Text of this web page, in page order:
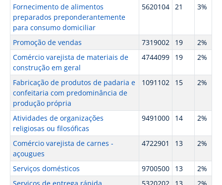
Fornecimento de alimentos
preparados preponderantemente
para consumo domiciliar
5620104 21 3%
Promoção de vendas 7319002 19
2%
Comércio varejista de materiais de
construção em geral
4744099 19 2%
Fabricação de produtos de padaria e
confeitaria com predominância de
produção própria
1091102 15 2%
Atividades de organizações
religiosas ou filosóficas
9491000 14 2%
Comércio varejista de carnes -
açougues
4722901 13 2%
Serviços domésticos 9700500 13
2%